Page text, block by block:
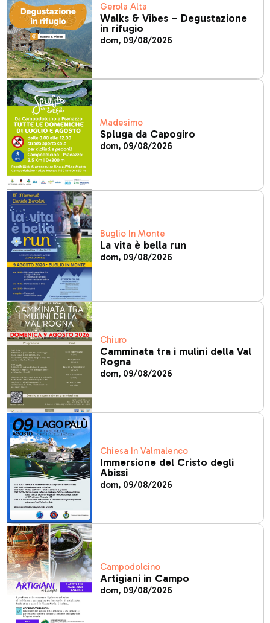
Gerola Alta
Walks & Vibes – Degustazione
in rifugio
dom, 09/08/2026
Madesimo
Spluga da Capogiro
dom, 09/08/2026
Buglio In Monte
La vita è bella run
dom, 09/08/2026
Chiuro
Camminata tra i mulini della Val
Rogna
dom, 09/08/2026
Chiesa In Valmalenco
Immersione del Cristo degli
Abissi
dom, 09/08/2026
Campodolcino
Artigiani in Campo
dom, 09/08/2026